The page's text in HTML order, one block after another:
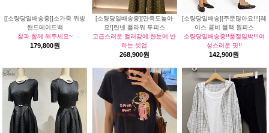
[[소량당일배송중]]소가죽 위빙
핸드메이드백
참과 함께 해주세요~
179,800원
[소량당일배송중][만족도높아
요!]린넨 플라워 투피스
고급스러운 컬러감에 한눈에 반
하는 셋업
268,900원
[소량당일배송][주문많아요!!!]레
이스 콤비 블랙 원피스
소량당일배송중!!품절임박!!!여
성스러운 핏!!
142,900원